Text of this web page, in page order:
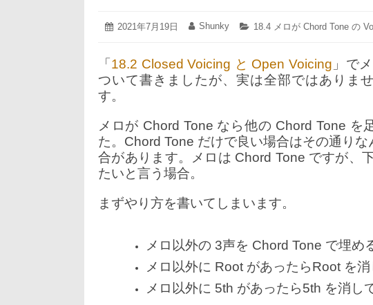
投
2021年7月19日
2021
月
19
日
投
Shunky
カ
リ
ー:
18.4 メロが Chord Tone の
「 18.2 Closed Voicing と Open Voicing 」で
ついて書きましたが、実は全部ではありま
す。
メロが Chord Tone なら他の Chord Tone を
た。Chord Tone だけで良い場合はその通り
合があります。メロは Chord Tone ですが、
たいと言う場合。
まずやり方を書いてしまいます。
メロ以外の 3声を Chord Tone で埋め
メロ以外に Root があったらRoot を
メロ以外に 5th があったら5th を消し